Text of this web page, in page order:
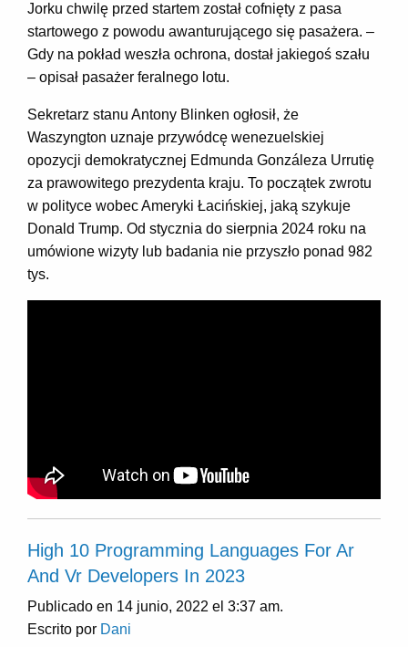
Jorku chwilę przed startem został cofnięty z pasa
startowego z powodu awanturującego się pasażera. –
Gdy na pokład weszła ochrona, dostał jakiegoś szału
– opisał pasażer feralnego lotu.
Sekretarz stanu Antony Blinken ogłosił, że
Waszyngton uznaje przywódcę wenezuelskiej
opozycji demokratycznej Edmunda Gonzáleza Urrutię
za prawowitego prezydenta kraju. To początek zwrotu
w polityce wobec Ameryki Łacińskiej, jaką szykuje
Donald Trump. Od stycznia do sierpnia 2024 roku na
umówione wizyty lub badania nie przyszło ponad 982
tys.
High 10 Programming Languages For Ar
And Vr Developers In 2023
Publicado en 14 junio, 2022 el 3:37 am.
Escrito por Dani